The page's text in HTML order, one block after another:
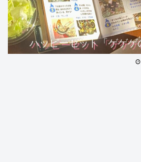
ハッピーセット「ゲゲゲ